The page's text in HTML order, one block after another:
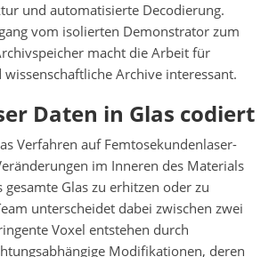
und automatisierte Decodierung.
vom isolierten Demonstrator zum
macht die Arbeit für
wissenschaftliche Archive interessant.
Daten in Glas codiert
Verfahren auf Femtosekundenlaser-
im Inneren des Materials
gesamte Glas zu erhitzen oder zu
unterscheidet dabei zwischen zwei
Voxel entstehen durch
Modifikationen, deren